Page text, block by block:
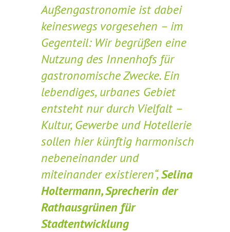
Außengastronomie ist dabei
keineswegs vorgesehen – im
Gegenteil: Wir begrüßen eine
Nutzung des Innenhofs für
gastronomische Zwecke. Ein
lebendiges, urbanes Gebiet
entsteht nur durch Vielfalt –
Kultur, Gewerbe und Hotellerie
sollen hier künftig harmonisch
nebeneinander und
miteinander existieren“,Selina
Holtermann, Sprecherin der
Rathausgrünen für
Stadtentwicklung